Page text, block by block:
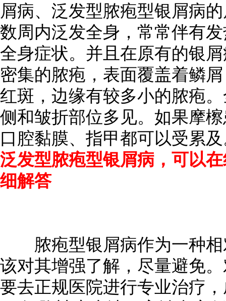
屑病、泛发型脓疱型银屑病
数周内泛发全身，常常伴有
全身症状。并且在原有的银
密集的脓疱，表面覆盖着鳞
红斑，边缘有较多小的脓疱
侧和皱折部位多见。如果摩
口腔黏膜、指甲都可以受累
泛发型脓疱型银屑病，可以
细解答
脓疱型银屑病作为一种相
该对其增强了解，尽量避免
要去正规医院进行专业治疗